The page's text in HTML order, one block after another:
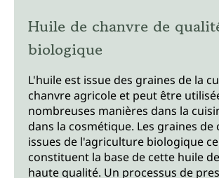
Huile de chanvre de
biologique
L'huile est issue des graines de la
chanvre agricole et peut être
nombreuses manières dans la
dans la cosmétique. Les graines de
issues de l'agriculture biologique
constituent la base de cette huile
haute qualité. Un processus de